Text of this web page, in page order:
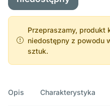
Przepraszamy, produkt
niedostępny z powodu
sztuk.
Opis Charakterystyka